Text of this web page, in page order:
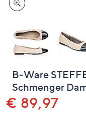
bzw.
um
diese
anzuzeigen.
B-Ware
Schmenger
Gelöscht
€ 89,97